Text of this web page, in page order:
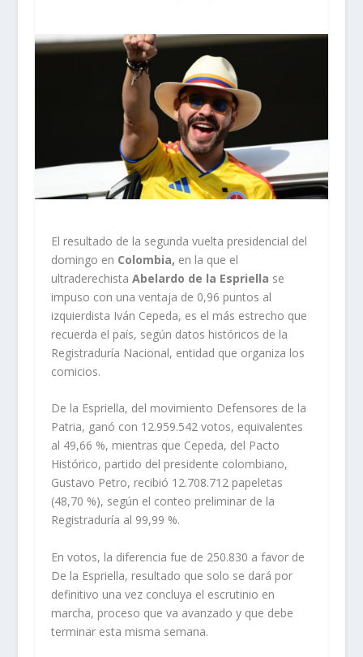
El resultado de la segunda vuelta presidencial del
domingo en Colombia, en la que el
ultraderechista Abelardo de la Espriella se
impuso con una ventaja de 0,96 puntos al
izquierdista Iván Cepeda, es el más estrecho que
recuerda el país, según datos históricos de la
Registraduría Nacional, entidad que organiza los
comicios.
De la Espriella, del movimiento Defensores de la
Patria, ganó con 12.959.542 votos, equivalentes
al 49,66 %, mientras que Cepeda, del Pacto
Histórico, partido del presidente colombiano,
Gustavo Petro, recibió 12.708.712 papeletas
(48,70 %), según el conteo preliminar de la
Registraduría al 99,99 %.
En votos, la diferencia fue de 250.830 a favor de
De la Espriella, resultado que solo se dará por
definitivo una vez concluya el escrutinio en
marcha, proceso que va avanzado y que debe
terminar esta misma semana.